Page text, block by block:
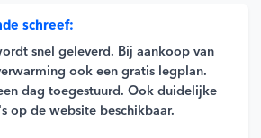
schreef:
snel geleverd. Bij aankoop van
ook een gratis legplan.
dag toegestuurd. Ook duidelijke
op de website beschikbaar.